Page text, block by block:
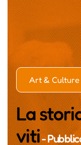
Art & Culture
La
viti-